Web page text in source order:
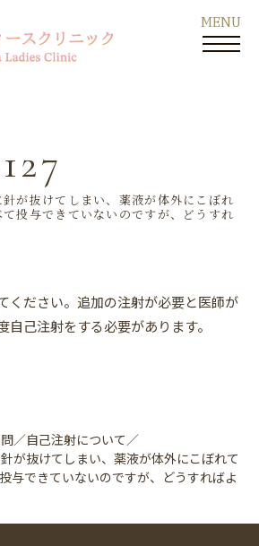
が抜けてしまい、薬液が体外にこぼれ
投与できていないのですが、どうすれ
ください。追加の注射が必要と医師が
自己注射をする必要があります。
／自己注射について／
が抜けてしまい、薬液が体外にこぼれて
与できていないのですが、どうすればよ